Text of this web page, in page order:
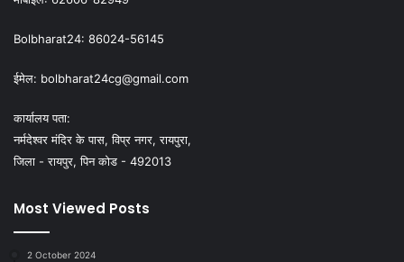
Bolbharat24: 86024-56145
ईमेल: bolbharat24cg@gmail.com
कार्यालय पता:
नर्मदेश्वर मंदिर के पास, विप्र नगर, रायपुरा,
जिला - रायपुर, पिन कोड - 492013
Most Viewed Posts
2 October 2024